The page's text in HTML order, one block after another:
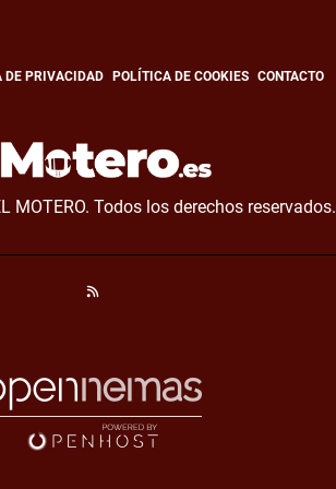
DE PRIVACIDAD POLÍTICA DE COOKIES CONTACTO
MOTERO. Todos los derechos reservados.